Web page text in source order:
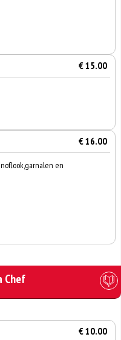
€ 15.00
€ 16.00
en
Chef
€ 10.00